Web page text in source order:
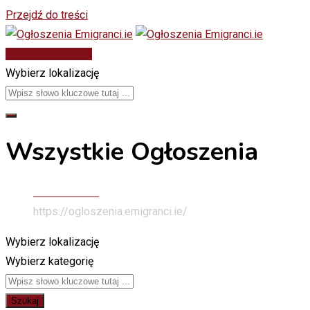
Przejdź do treści
Wybierz lokalizację
Wszystkie Ogłoszenia
https://ogloszenia.emigranci.ie/
Wybierz lokalizację
Wybierz kategorię
Szukaj